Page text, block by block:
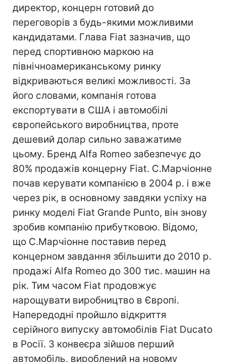
директор, концерн готовий до
переговорів з будь-якими можливими
кандидатами. Глава Fiat зазначив, що
перед спортивною маркою на
північноамериканському ринку
відкриваються великі можливості. За
його словами, компанія готова
експортувати в США і автомобілі
європейського виробництва, проте
дешевий долар сильно заважатиме
цьому. Бренд Alfa Romeo забезпечує до
80% продажів концерну Fiat. С.Марчіонне
почав керувати компанією в 2004 р. і вже
через рік, в основному завдяки успіху на
ринку моделі Fiat Grande Punto, він знову
зробив компанію прибутковою. Відомо,
що С.Марчіонне поставив перед
концерном завдання збільшити до 2010 р.
продажі Alfa Romeo до 300 тис. машин на
рік. Тим часом Fiat продовжує
нарощувати виробництво в Європі.
Напередодні пройшло відкриття
серійного випуску автомобілів Fiat Ducato
в Росії. З конвеєра зійшов перший
автомобіль, вироблений на новому